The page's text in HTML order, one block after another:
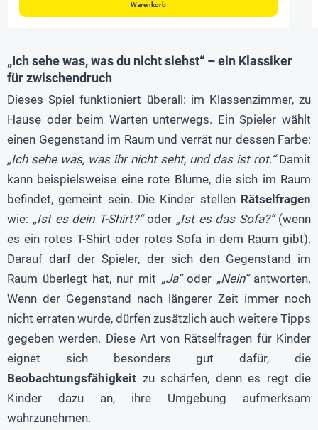
Warenkorb
„Ich sehe was, was du nicht siehst“ – ein Klassiker
für zwischendruch
Dieses Spiel funktioniert überall: im Klassenzimmer, zu
Hause oder beim Warten unterwegs. Ein Spieler wählt
einen Gegenstand im Raum und verrät nur dessen Farbe:
„Ich sehe was, was ihr nicht seht, und das ist rot.“Damit
kann beispielsweise eine rote Blume, die sich im Raum
befindet, gemeint sein. Die Kinder stellen Rätselfragen
wie: „Ist es dein T-Shirt?“oder „Ist es das Sofa?“(wenn
es ein rotes T-Shirt oder rotes Sofa in dem Raum gibt).
Darauf darf der Spieler, der sich den Gegenstand im
Raum überlegt hat, nur mit „Ja“oder „Nein“antworten.
Wenn der Gegenstand nach längerer Zeit immer noch
nicht erraten wurde, dürfen zusätzlich auch weitere Tipps
gegeben werden. Diese Art von Rätselfragen für Kinder
eignet sich besonders gut dafür, die
Beobachtungsfähigkeit zu schärfen, denn es regt die
Kinder dazu an, ihre Umgebung aufmerksam
wahrzunehmen.